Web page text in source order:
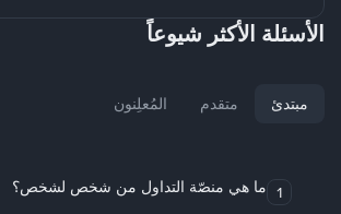
الأسئلة الأكثر شيوعاً
مبتدئ متقدم المُعلِنون
1 ما هي منصّة التداول من شخص لشخص؟